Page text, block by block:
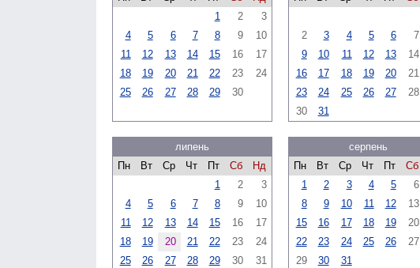
1
2
3
4
5 6 7 8 9
10
11
12 13 14 15 16
17
18
19 20 21 22 23
24
25
26 27 28 29 30
2
3 4 5 6 7
9
10 11 12 13 14
16
17 18 19 20 21
23
24 25 26 27 28
30
31
липень
Пн
Вт Ср Чт Пт Сб
Нд
1
2
3
4
5 6 7 8 9
10
11
12 13 14 15 16
17
18
19 20 21 22 23
24
25
26 27 28 29 30 31
серпень
Пн
Вт Ср Чт Пт Сб
1
2 3 4 5 6
8
9 10 11 12 13
15
16 17 18 19 20
22
23 24 25 26 27
29
30 31